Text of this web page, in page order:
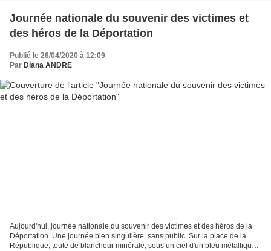
Journée nationale du souvenir des victimes et
des héros de la Déportation
Publié le 26/04/2020 à 12:09
Par Diana ANDRE
Aujourd'hui, journée nationale du souvenir des victimes et des héros de la
Déportation. Une journée bien singulière, sans public. Sur la place de la
République, toute de blancheur minérale, sous un ciel d'un bleu métallique,